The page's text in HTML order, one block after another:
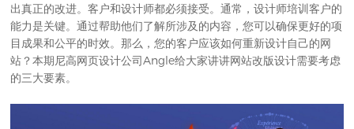
出真正的改进。客户和设计师都必须接受。通常，设计师培训客户的
能力是关键。通过帮助他们了解所涉及的内容，您可以确保更好的项
目成果和公平的时效。那么，您的客户应该如何重新设计自己的网
站？本期尼高网页设计公司Angle给大家讲讲网站改版设计需要考虑
的三大要素。